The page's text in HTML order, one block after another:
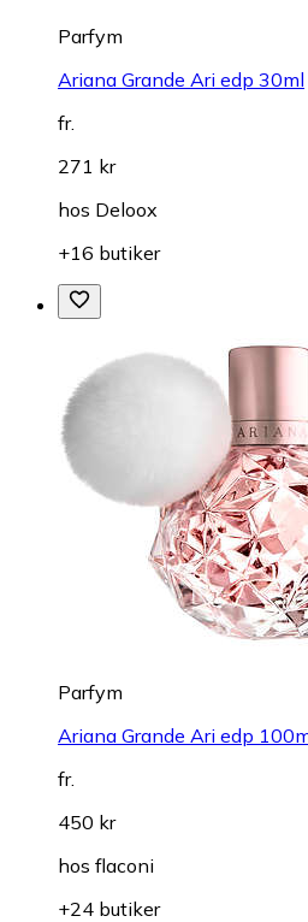
Parfym
Ariana Grande Ari edp 30ml
fr.
271 kr
hos Deloox
+16 butiker
Parfym
Ariana Grande Ari edp
fr.
450 kr
hos flaconi
+24 butiker